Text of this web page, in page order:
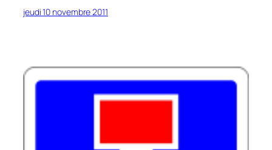
jeudi 10 novembre 2011